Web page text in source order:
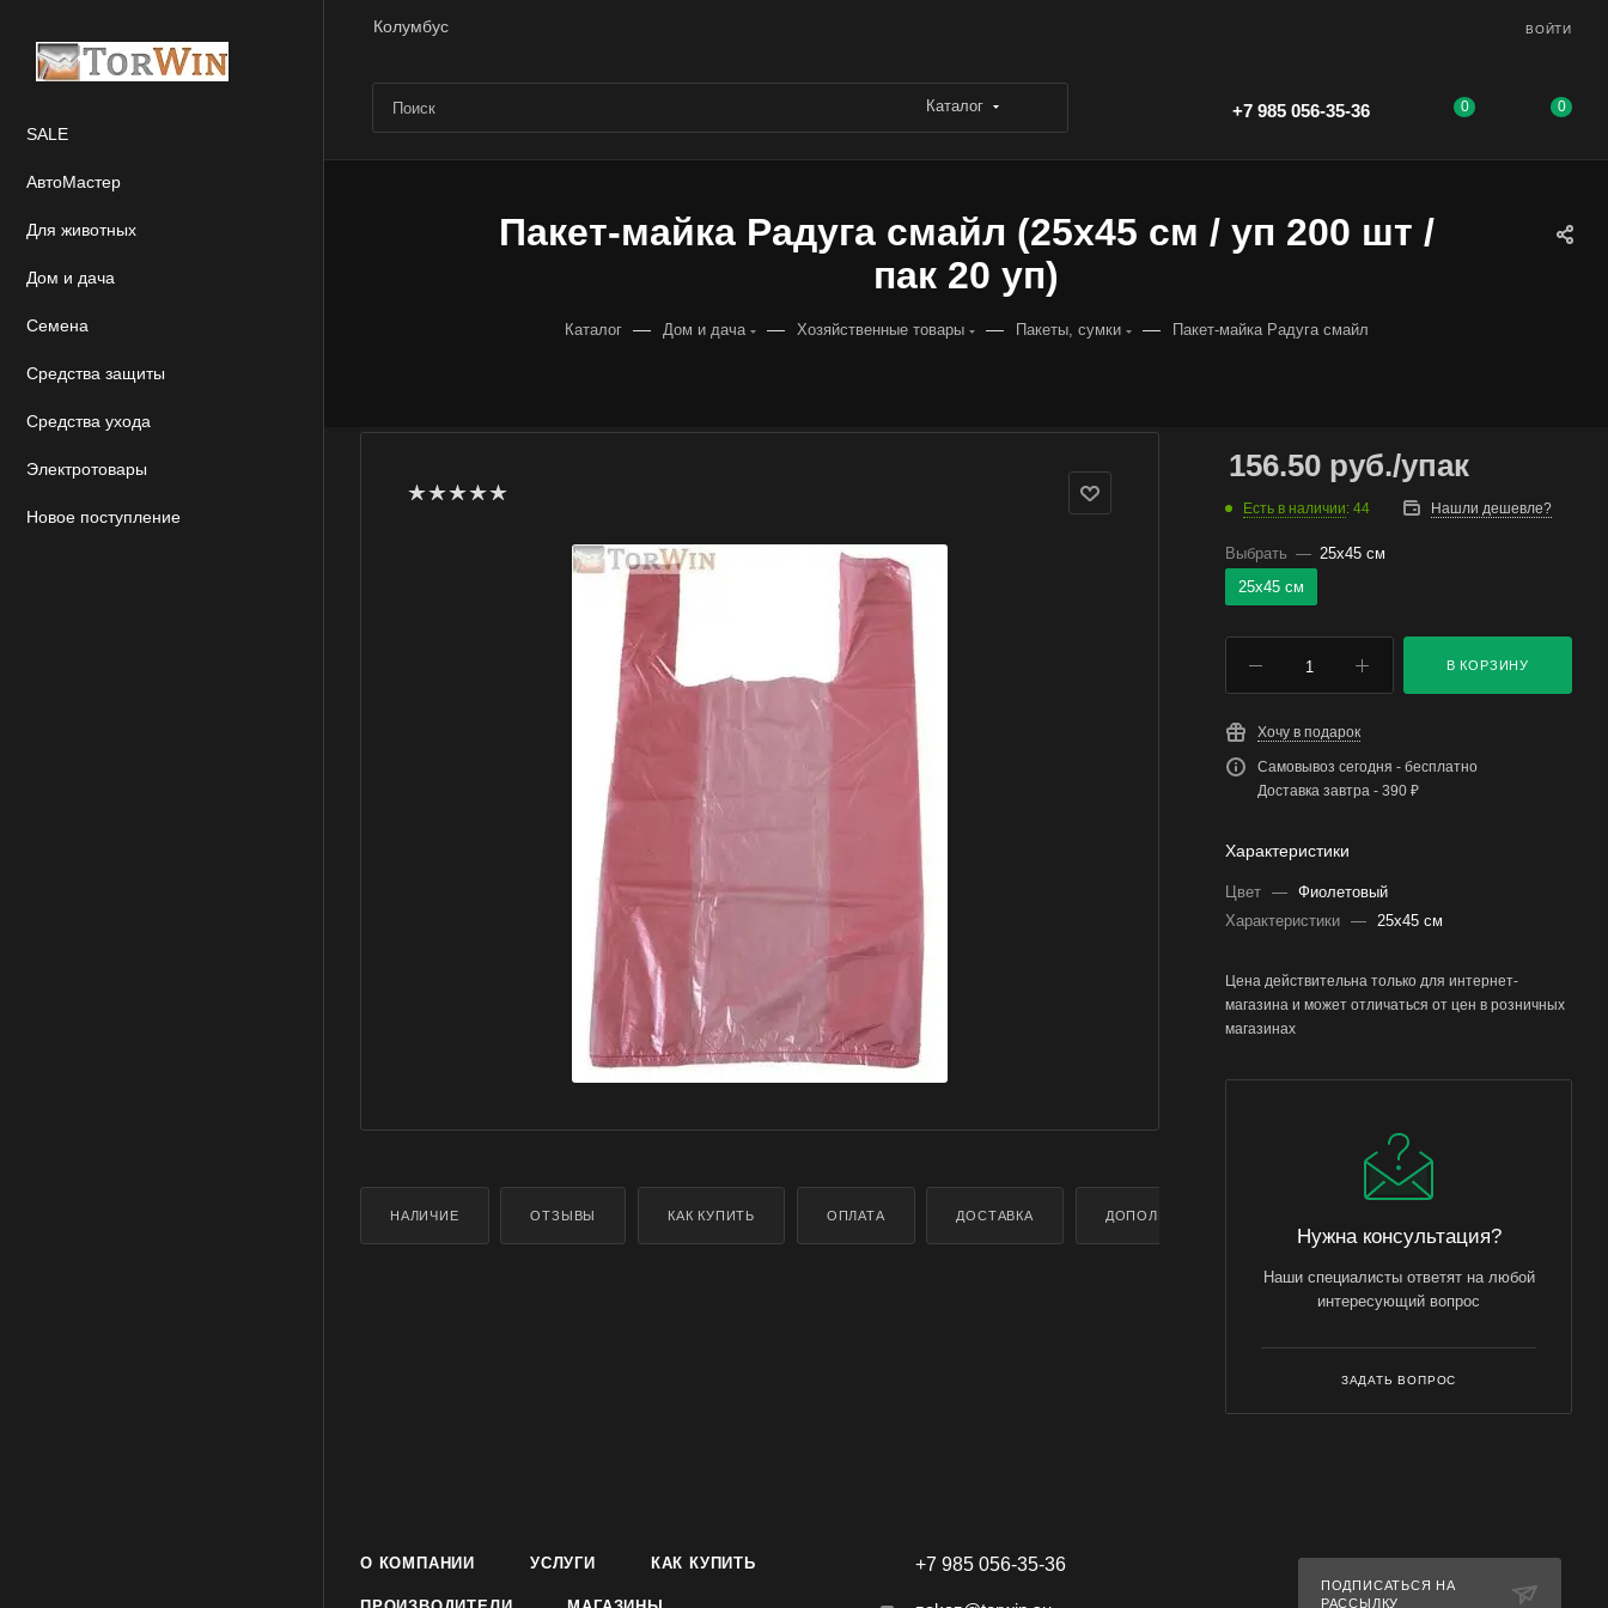
Колумбус ВОЙТИ
Каталог +7 985 056-35-36 0 0
SALE
АвтоМастер
Для животных
Дом и дача
Семена
Средства защиты
Средства ухода
Электротовары
Новое поступление
Пакет-майка Радуга смайл (25х45 см / уп 200 шт /
пак 20 уп)
Каталог — Дом и дача — Хозяйственные товары — Пакеты, сумки — Пакет-майка Радуга смайл
НАЛИЧИЕ ОТЗЫВЫ КАК КУПИТЬ ОПЛАТА ДОСТАВКА ДОПОЛНИТЕЛЬНО
156.50 руб./упак
Есть в наличии: 44 Нашли дешевле?
Выбрать — 25х45 см
25х45 см
В КОРЗИНУ
Хочу в подарок
Самовывоз сегодня - бесплатно
Доставка завтра - 390 ₽
Характеристики
Цвет — Фиолетовый
Характеристики — 25х45 см
Цена действительна только для интернет-
магазина и может отличаться от цен в розничных
магазинах
Нужна консультация?
Наши специалисты ответят на любой
интересующий вопрос
ЗАДАТЬ ВОПРОС
О КОМПАНИИ УСЛУГИ КАК КУПИТЬ +7 985 056-35-36
ПОДПИСАТЬСЯ НА
РАССЫЛКУ